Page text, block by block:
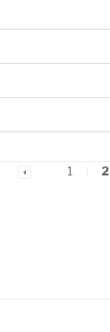
1 2